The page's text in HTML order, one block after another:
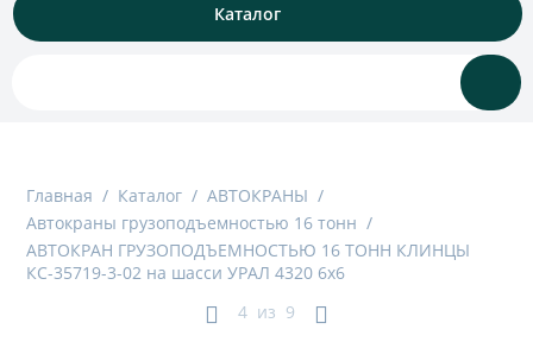
Каталог
Главная / Каталог / АВТОКРАНЫ /
Автокраны грузоподъемностью 16 тонн /
АВТОКРАН ГРУЗОПОДЪЕМНОСТЬЮ 16 ТОНН КЛИНЦЫ
КС-35719-3-02 на шасси УРАЛ 4320 6х6
4 из 9